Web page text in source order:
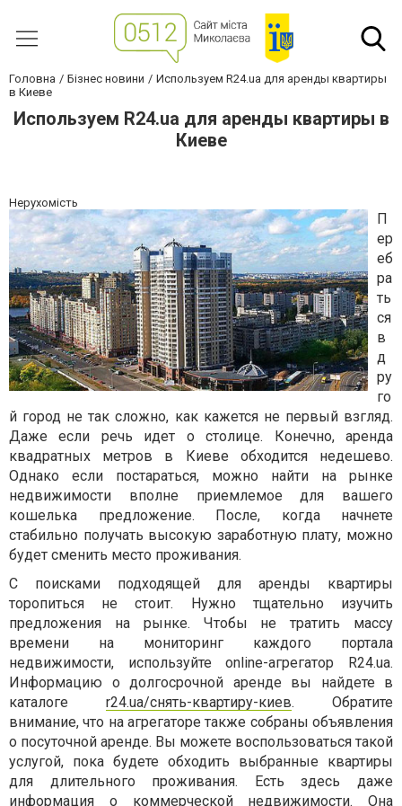
Головна Бізнес новини
Используем R24.ua для аренды квартиры
в Киеве
Используем R24.ua для аренды квартиры в
Киеве
Нерухомість
П
ер
еб
ра
ть
ся
в
д
ру
го
й город не так сложно, как кажется не первый взгляд.
Даже если речь идет о столице. Конечно, аренда
квадратных метров в Киеве обходится недешево.
Однако если постараться, можно найти на рынке
недвижимости вполне приемлемое для вашего
кошелька предложение. После, когда начнете
стабильно получать высокую заработную плату, можно
будет сменить место проживания.
С поисками подходящей для аренды квартиры
торопиться не стоит. Нужно тщательно изучить
предложения на рынке. Чтобы не тратить массу
времени на мониторинг каждого портала
недвижимости, используйте online-агрегатор R24.ua.
Информацию о долгосрочной аренде вы найдете в
каталоге r24.ua/снять-квартиру-киев. Обратите
внимание, что на агрегаторе также собраны объявления
о посуточной аренде. Вы можете воспользоваться такой
услугой, пока будете обходить выбранные квартиры
для длительного проживания. Есть здесь даже
информация о коммерческой недвижимости. Она